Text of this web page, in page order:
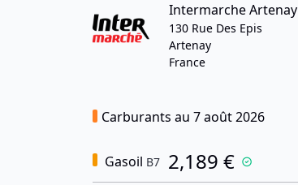
Intermarche Artenay
130 Rue Des Epis
Artenay
France
Carburants au 7 août 2026
Gasoil B7 2,189 €